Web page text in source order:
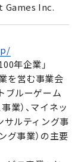
Games Inc.
年企業」
を営む事業会
ブルーゲーム
業）、マイネッ
サルティング事
グ事業）の主要